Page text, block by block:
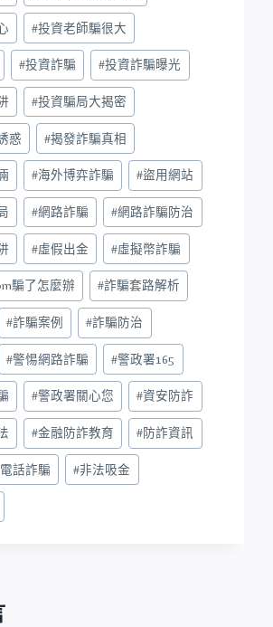
#投資老師騙很大
#投資詐騙 #投資詐騙曝光
#投資騙局大揭密
惑 #揭發詐騙真相
#海外博弈詐騙 #盜用網站
#網路詐騙 #網路詐騙防治
#虛假出金 #虛擬幣詐騙
騙了怎麼辦 #詐騙套路解析
#詐騙案例 #詐騙防治
#警惕網路詐騙 #警政署165
#警政署關心您 #資安防詐
#金融防詐教育 #防詐資訊
電話詐騙 #非法吸金